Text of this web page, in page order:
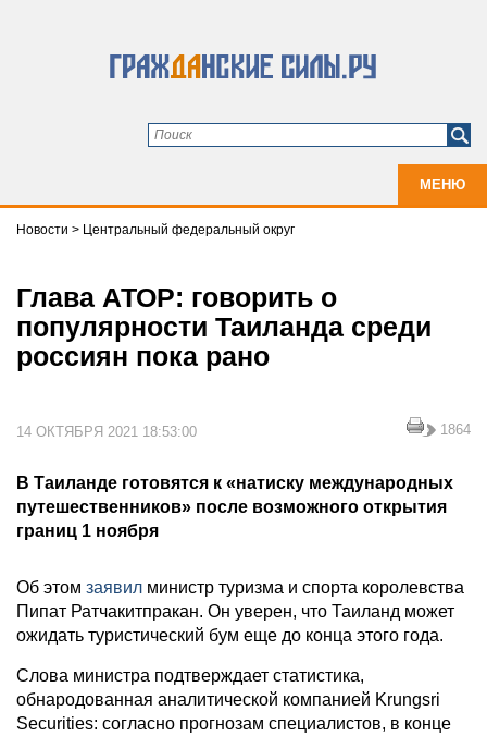
МЕНЮ
Новости > Центральный федеральный округ
Глава АТОР: говорить о
популярности Таиланда среди
россиян пока рано
14 ОКТЯБРЯ 2021 18:53:00 1864
В Таиланде готовятся к «натиску международных
путешественников» после возможного открытия
границ 1 ноября
Об этом заявил министр туризма и спорта королевства
Пипат Ратчакитпракан. Он уверен, что Таиланд может
ожидать туристический бум еще до конца этого года.
Слова министра подтверждает статистика,
обнародованная аналитической компанией Krungsri
Securities: согласно прогнозам специалистов, в конце